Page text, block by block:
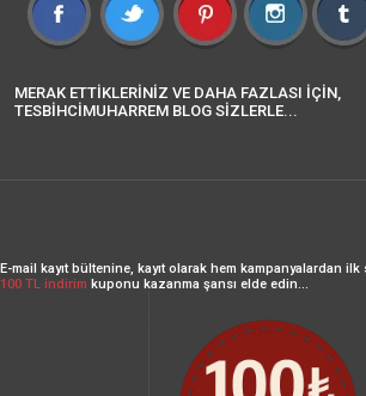
MERAK ETTİKLERİNİZ VE DAHA FAZLASI İÇİN,
TESBİHCİMUHARREM BLOG SİZLERLE...
E-mail kayıt bültenine, kayıt olarak hem kampanyalardan
100 TL indirim kuponu kazanma şansı elde edin...